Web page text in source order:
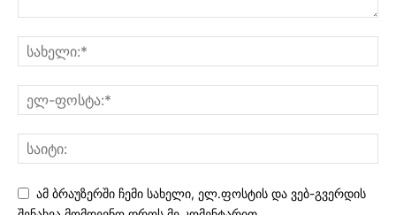
ამ ბრაუზერში ჩემი სახელი, ელ.ფოსტის და ვებ-გვერდის